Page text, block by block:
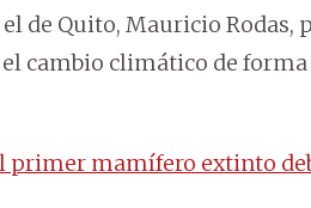
de Quito, Mauricio Rodas,
cambio climático de
primer mamífero extinto